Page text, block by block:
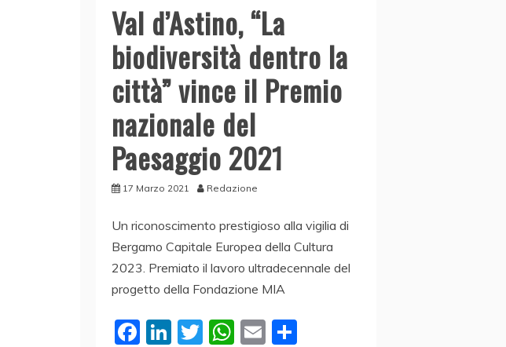
Val d’Astino, “La
biodiversità dentro la
città” vince il Premio
nazionale del
Paesaggio 2021
17 Marzo 2021 Redazione
Un riconoscimento prestigioso alla vigilia di
Bergamo Capitale Europea della Cultura
2023. Premiato il lavoro ultradecennale del
progetto della Fondazione MIA
F
Li T
W E